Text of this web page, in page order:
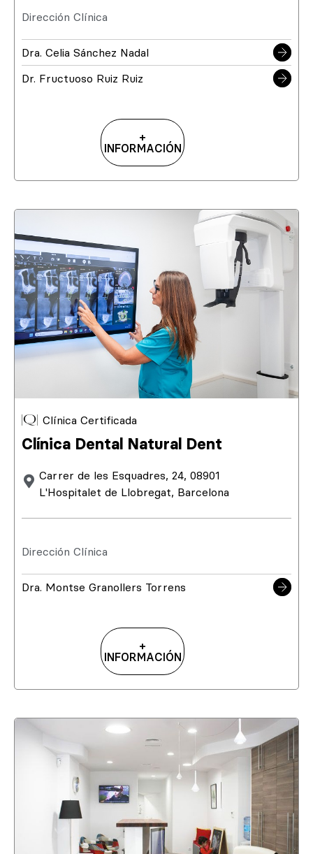
Dirección Clínica
Dra. Celia Sánchez Nadal
Dr. Fructuoso Ruiz Ruiz
+
INFORMACIÓN
Clínica Certificada
Clínica Dental Natural Dent
Carrer de les Esquadres, 24, 08901
L'Hospitalet de Llobregat, Barcelona
Dirección Clínica
Dra. Montse Granollers Torrens
+
INFORMACIÓN